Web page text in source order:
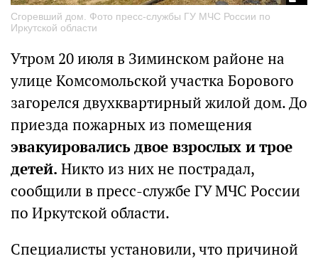
Сгоревший дом. Фото пресс-службы ГУ МЧС России по
Иркутской области
Утром 20 июля в Зиминском районе на
улице Комсомольской участка Борового
загорелся двухквартирный жилой дом. До
приезда пожарных из помещения
эвакуировались двое взрослых и трое
детей. Никто из них не пострадал,
сообщили в пресс-службе ГУ МЧС России
по Иркутской области.
Специалисты установили, что причиной